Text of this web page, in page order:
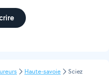
Haute-savoie Sciez